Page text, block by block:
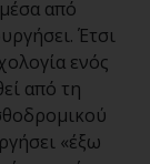
από
Έτσι
ενός
από τη
«έξω